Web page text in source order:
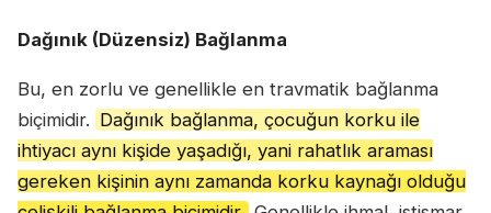
Dağınık (Düzensiz) Bağlanma
Bu, en zorlu ve genellikle en travmatik bağlanma
biçimidir. Dağınık bağlanma, çocuğun korku ile
ihtiyacı aynı kişide yaşadığı, yani rahatlık araması
gereken kişinin aynı zamanda korku kaynağı olduğu